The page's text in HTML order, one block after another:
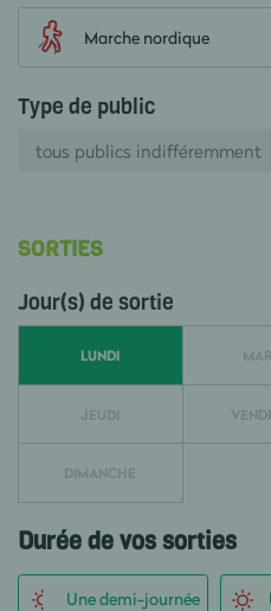
Marche nordique
Type de public
tous publics indifféremment
SORTIES
Jour(s) de sortie
LUNDI
JEUDI
DIMANCHE
Durée de vos sorties
Une demi-journée